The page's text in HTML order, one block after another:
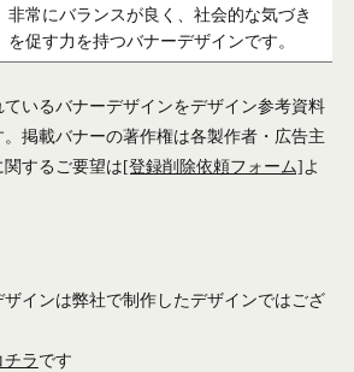
非常にバランスが良く、社会的な気づき
を促す力を持つバナーデザインです。
いるバナーデザインをデザイン参考資料
掲載バナーの著作権は各製作者・広告主
するご要望は[登録削除依頼フォーム]よ
ザインは弊社で制作したデザインではござ
チラです